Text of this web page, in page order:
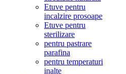
Etuve pentru
incalzire prosoape
Etuve pentru
sterilizare
pentru pastrare
parafina
pentru temperaturi
inalte